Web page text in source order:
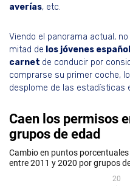
averías, etc.
Viendo el panorama actual,
mitad de los jóvenes
carnet de conducir por
comprarse su primer coche,
desplome de las estadísticas